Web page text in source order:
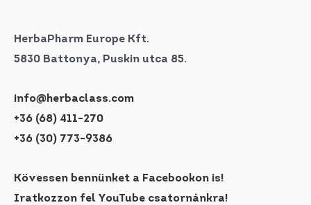
HerbaPharm Europe Kft.
5830 Battonya, Puskin utca 85.
info@herbaclass.com
+36 (68) 411-270
+36 (30) 773-9386
Kövessen bennünket a Facebookon is!
Iratkozzon fel YouTube csatornánkra!